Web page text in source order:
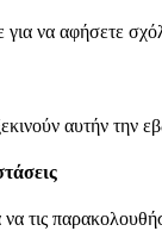
να αφήσετε
αυτήν την
να τις